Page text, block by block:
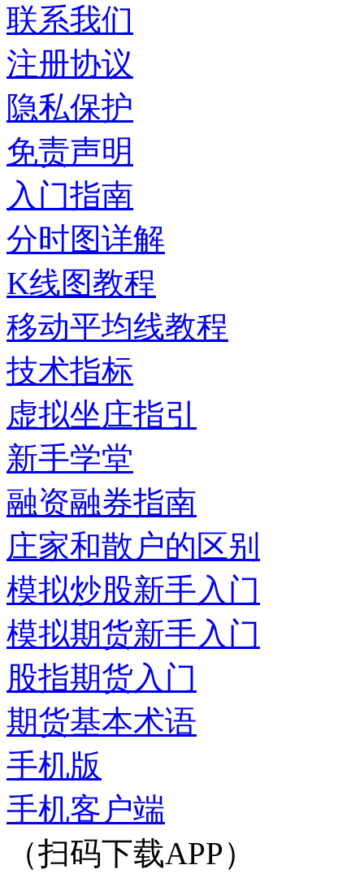
联系我们
注册协议
隐私保护
免责声明
入门指南
分时图详解
K线图教程
移动平均线教程
技术指标
虚拟坐庄指引
新手学堂
融资融券指南
庄家和散户的区别
模拟炒股新手入门
模拟期货新手入门
股指期货入门
期货基本术语
手机版
手机客户端
（扫码下载APP）